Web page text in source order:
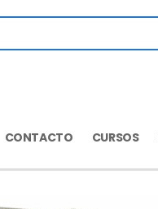
CONTACTO CURSOS